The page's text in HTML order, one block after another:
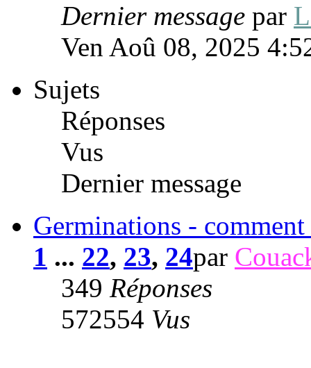
Dernier message par
Ven Aoû 08, 2025
Sujets
Réponses
Vus
Dernier message
Germinations -
1 ... 22, 23, 24par
349 Réponses
572554 Vus